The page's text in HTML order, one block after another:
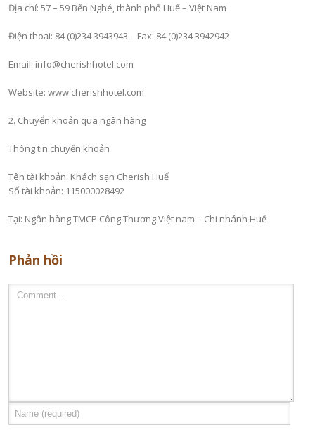
Địa chỉ: 57 – 59 Bến Nghé, thành phố Huế – Việt Nam
Điện thoại: 84 (0)234 3943943 – Fax: 84 (0)234 3942942
Email: info@cherishhotel.com
Website: www.cherishhotel.com
2. Chuyển khoản qua ngân hàng
Thông tin chuyển khoản
Tên tài khoản: Khách sạn Cherish Huế
Số tài khoản: 115000028492
Tại: Ngân hàng TMCP Công Thương Việt nam – Chi nhánh Huế
Phản hồi